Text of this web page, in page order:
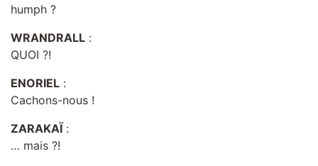
humph ?
WRANDRALL :
QUOI ?!
ENORIEL :
Cachons-nous !
ZARAKAÏ :
… mais ?!